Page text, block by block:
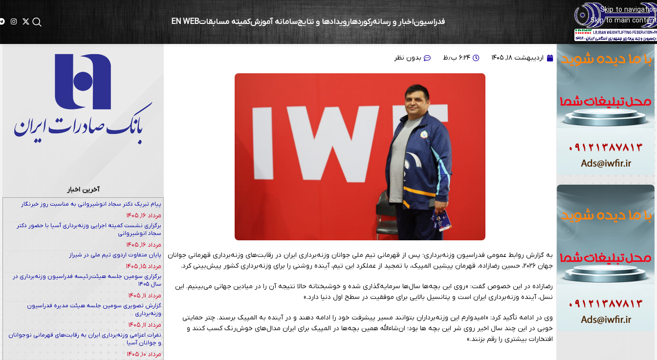
Skip to navigation
Skip to main content
فدراسیوناخبار و رسانهرکوردهارویدادها و نتایجسامانه آموزشکمیته مسابقاتEN WEB
رضازاده: به این نسل افتخار کنید؛ این جوان‌ها آینده وزنه‌برداری این مملکت هستند
اردیبهشت ۱۸, ۱۴۰۵ ۶:۲۴ ب٫ظ بدون نظر
به گزارش روابط عمومی فدراسیون وزنه‌برداری؛ پس از قهرمانی تیم ملی جوانان وزنه‌برداری ایران در رقابت‌های وزنه‌برداری قهرمانی جوانان
جهان ۲۰۲۶، حسین رضازاده، قهرمان پیشین المپیک، با تمجید از عملکرد این تیم، آینده روشنی را برای وزنه‌برداری کشور پیش‌بینی کرد.
رضازاده در این خصوص گفت: «روی این بچه‌ها سال‌ها سرمایه‌گذاری شده و خوشبختانه حالا نتیجه آن را در میادین جهانی می‌بینیم. این
نسل، آینده وزنه‌برداری ایران است و پتانسیل بالایی برای موفقیت در سطح اول دنیا دارد.»
وی در ادامه تأکید کرد: «امیدوارم این وزنه‌برداران بتوانند مسیر پیشرفت خود را ادامه دهند و در آینده به المپیک برسند. چتر حمایتی
خوبی در این چند سال اخیر روی شر این بچه ها بود؛ ان‌شاءالله همین بچه‌ها در المپیک برای ایران مدال‌های خوش‌رنگ کسب کنند و
افتخارات بیشتری را رقم بزنند.»
آخرین اخبار
پیام تبریک دکتر سجاد انوشیروانی به مناسبت روز خبرنگار
مرداد ۱۶, ۱۴۰۵
برگزاری نشست کمیته اجرایی وزنه‌برداری آسیا با حضور دکتر
سجاد انوشیروانی
مرداد ۱۶, ۱۴۰۵
پایان متفاوت اردوی تیم ملی در شیراز
مرداد ۱۵, ۱۴۰۵
برگزاری سومین جلسه هیئت‌رئیسه فدراسیون وزنه‌برداری در
سال ۱۴۰۵
مرداد ۱۱, ۱۴۰۵
گزارش تصویری سومین جلسه هیئت مدیره فدراسیون
وزنه‌برداری
مرداد ۱۱, ۱۴۰۵
نفرات اعزامی وزنه‌برداری ایران به رقابت‌های قهرمانی نوجوانان
و جوانان آسیا
مرداد ۱۰, ۱۴۰۵